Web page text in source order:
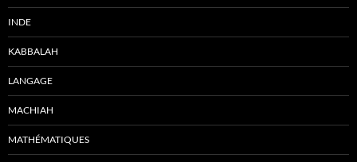
INDE
KABBALAH
LANGAGE
MACHIAH
MATHÉMATIQUES